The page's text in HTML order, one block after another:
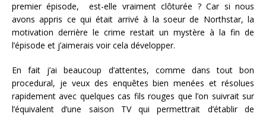
premier épisode, est-elle vraiment clôturée ? Car si nous
avons appris ce qui était arrivé à la soeur de Northstar, la
motivation derrière le crime restait un mystère à la fin de
l’épisode et j’aimerais voir cela développer.
En fait j’ai beaucoup d’attentes, comme dans tout bon
procedural, je veux des enquêtes bien menées et résolues
rapidement avec quelques cas fils rouges que l’on suivrait sur
l’équivalent d’une saison TV qui permettrait d’établir de